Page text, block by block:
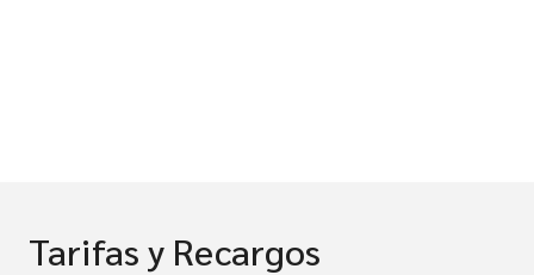
Tarifas y Recargos